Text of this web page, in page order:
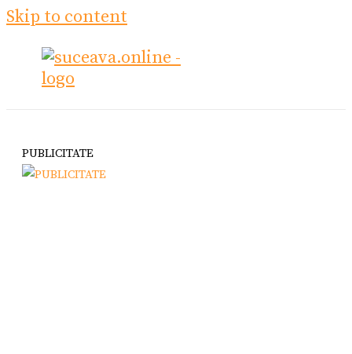
Skip to content
PUBLICITATE